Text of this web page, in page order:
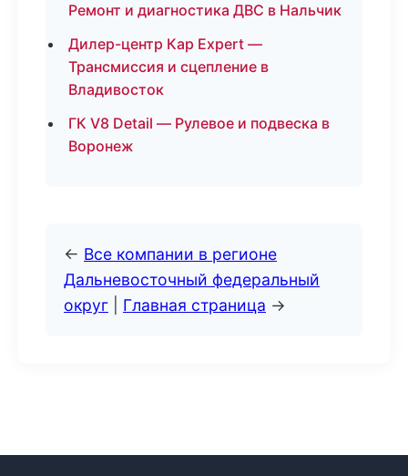
Ремонт и диагностика ДВС в Нальчик
Дилер-центр Кар Expert —
Трансмиссия и сцепление в
Владивосток
ГК V8 Detail — Рулевое и подвеска в
Воронеж
← Все компании в регионе
Дальневосточный федеральный
округ
Главная страница →